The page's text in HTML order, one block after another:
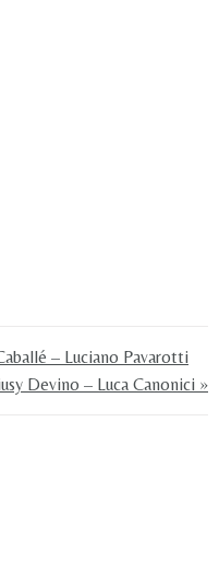
– Luciano Pavarotti
Devino – Luca Canonici »